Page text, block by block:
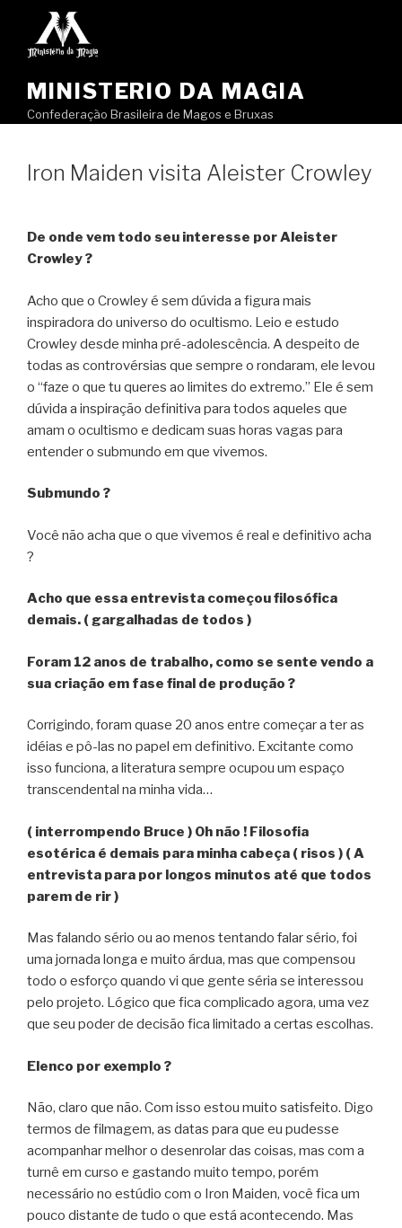
MINISTERIO DA MAGIA
Confederação Brasileira de Magos e Bruxas
Iron Maiden visita Aleister Crowley
De onde vem todo seu interesse por Aleister
Crowley ?
Acho que o Crowley é sem dúvida a figura mais
inspiradora do universo do ocultismo. Leio e estudo
Crowley desde minha pré-adolescência. A despeito de
todas as controvérsias que sempre o rondaram, ele levou
o “faze o que tu queres ao limites do extremo.” Ele é sem
dúvida a inspiração definitiva para todos aqueles que
amam o ocultismo e dedicam suas horas vagas para
entender o submundo em que vivemos.
Submundo ?
Você não acha que o que vivemos é real e definitivo acha
?
Acho que essa entrevista começou filosófica
demais. ( gargalhadas de todos )
Foram 12 anos de trabalho, como se sente vendo a
sua criação em fase final de produção ?
Corrigindo, foram quase 20 anos entre começar a ter as
idéias e pô-las no papel em definitivo. Excitante como
isso funciona, a literatura sempre ocupou um espaço
transcendental na minha vida…
( interrompendo Bruce ) Oh não ! Filosofia
esotérica é demais para minha cabeça ( risos ) ( A
entrevista para por longos minutos até que todos
parem de rir )
Mas falando sério ou ao menos tentando falar sério, foi
uma jornada longa e muito árdua, mas que compensou
todo o esforço quando vi que gente séria se interessou
pelo projeto. Lógico que fica complicado agora, uma vez
que seu poder de decisão fica limitado a certas escolhas.
Elenco por exemplo ?
Não, claro que não. Com isso estou muito satisfeito. Digo
termos de filmagem, as datas para que eu pudesse
acompanhar melhor o desenrolar das coisas, mas com a
turnê em curso e gastando muito tempo, porém
necessário no estúdio com o Iron Maiden, você fica um
pouco distante de tudo o que está acontecendo. Mas